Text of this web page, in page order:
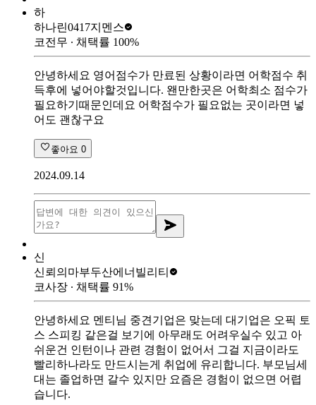
하
하나린0417지멘스
코전무 ∙ 채택률 100%
안녕하세요 영어점수가 만료된 상황이라면 어학점수 취
득후에 넣어야할것입니다. 왠만한곳은 어학최소 점수가
필요하기때문인데요 어학점수가 필요없는 곳이라면 넣
어도 괜찮구요
좋아요 0
2024.09.14
신
신뢰의마부두산에너빌리티
코사장 ∙ 채택률 91%
안녕하세요 멘티님 중견기업은 맞는데 대기업은 오픽 토
스 스피킹 같은걸 보기에 아무래도 어려우실수 있고 아
쉬운건 인턴이나 관련 경험이 없어서 그걸 지금이라도
빨리하나라도 만드시는게 취업에 유리합니다. 부모님세
대는 졸업하면 갈수 있지만 요즘은 경험이 없으면 어렵
습니다.